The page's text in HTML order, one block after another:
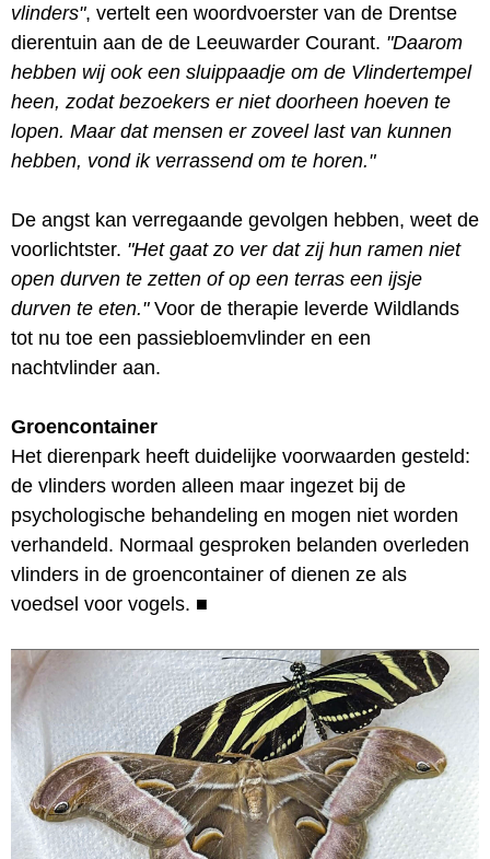
vlinders", vertelt een woordvoerster van de Drentse
dierentuin aan de de Leeuwarder Courant. "Daarom
hebben wij ook een sluippaadje om de Vlindertempel
heen, zodat bezoekers er niet doorheen hoeven te
lopen. Maar dat mensen er zoveel last van kunnen
hebben, vond ik verrassend om te horen."
De angst kan verregaande gevolgen hebben, weet de
voorlichtster. "Het gaat zo ver dat zij hun ramen niet
open durven te zetten of op een terras een ijsje
durven te eten."Voor de therapie leverde Wildlands
tot nu toe een passiebloemvlinder en een
nachtvlinder aan.
Groencontainer
Het dierenpark heeft duidelijke voorwaarden gesteld:
de vlinders worden alleen maar ingezet bij de
psychologische behandeling en mogen niet worden
verhandeld. Normaal gesproken belanden overleden
vlinders in de groencontainer of dienen ze als
voedsel voor vogels. ■